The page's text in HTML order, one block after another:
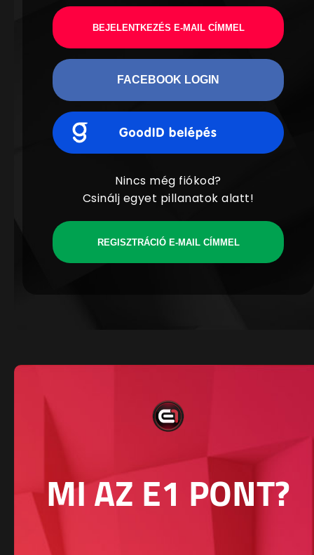
BEJELENTKEZÉS E-MAIL CÍMMEL
FACEBOOK LOGIN
Nincs még fiókod?
Csinálj egyet pillanatok alatt!
REGISZTRÁCIÓ E-MAIL CÍMMEL
MI AZ E1 PONT?